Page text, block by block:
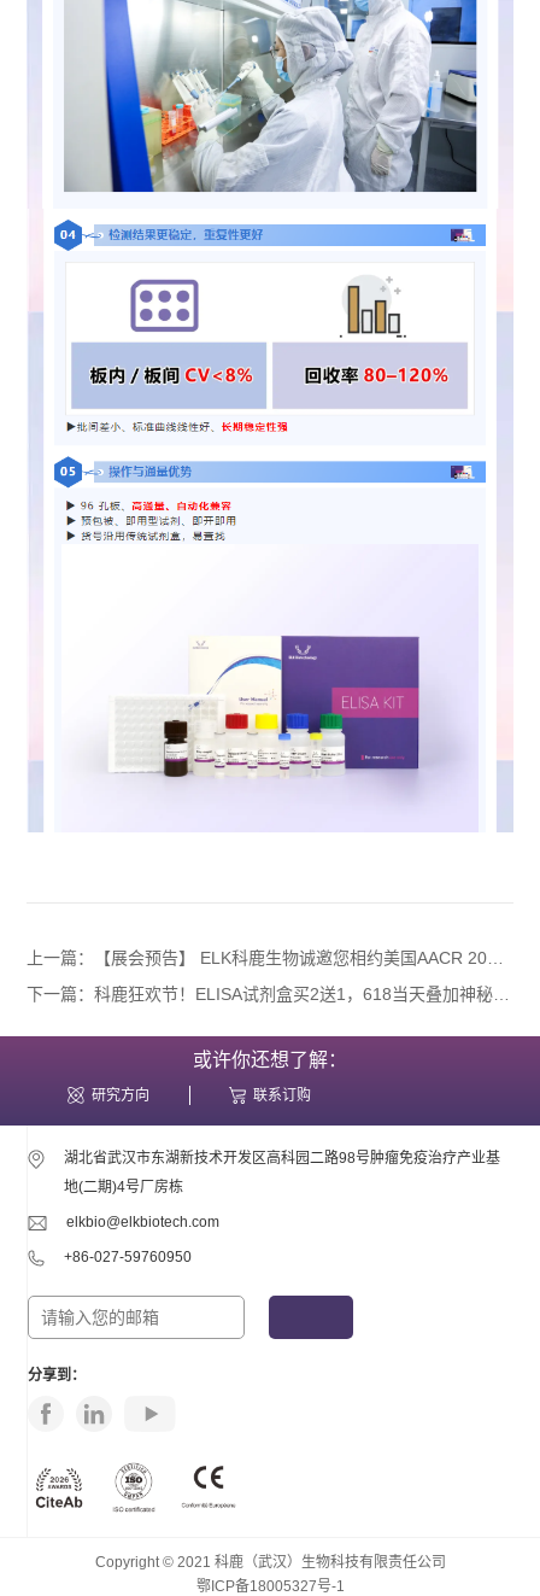
或许你还想了解：
研究方向 联系订购
湖北省武汉市东湖新技术开发区高科园二路98号肿瘤免疫治疗产业基
地(二期)4号厂房栋
elkbio@elkbiotech.com
+86-027-59760950
分享到：
Copyright © 2021 科鹿（武汉）生物科技有限责任公司
鄂ICP备18005327号-1